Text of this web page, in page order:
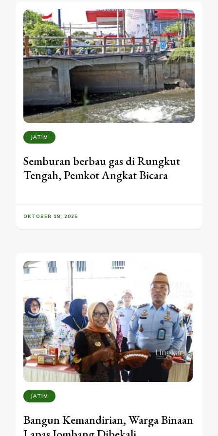
JATIM
Semburan berbau gas di Rungkut
Tengah, Pemkot Angkat Bicara
OKTOBER 18, 2025
JATIM
Bangun Kemandirian, Warga Binaan